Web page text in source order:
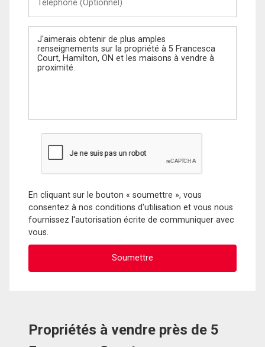
(Optionnel)
Message
En cliquant sur le bouton « soumettre », vous
consentez à nos conditions d'utilisation et vous nous
fournissez l'autorisation écrite de communiquer avec
vous.
Propriétés à vendre près de 5